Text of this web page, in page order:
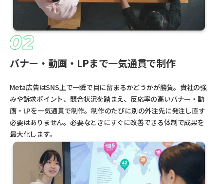
バナー・動画・LPまで一気通貫で制作
Meta広告はSNS上で一瞬で目に留まるかどうかが勝負。貴社の強
みや訴求ポイント、競合状況を踏まえ、反応率の高いバナー・動
画・LPを一気通貫で制作。制作のたびに別の外注先に発注し直す
必要はありません。必要なときにすぐに改善できる体制で成果を
最大化します。